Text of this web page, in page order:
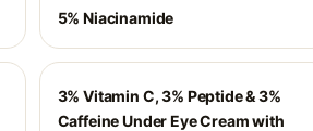
5% Niacinamide
3% Vitamin C, 3% Peptide & 3%
Caffeine Under Eye Cream with